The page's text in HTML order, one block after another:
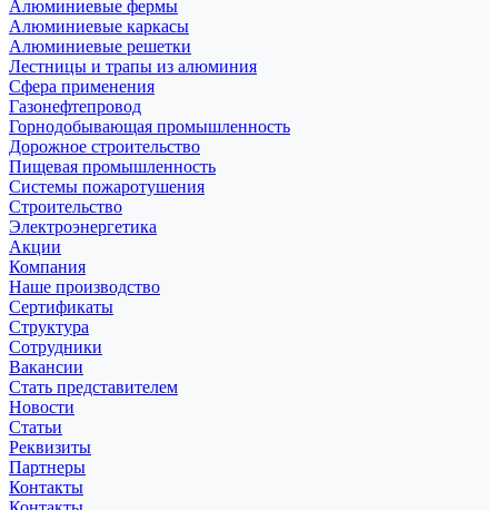
Алюминиевые фермы
Алюминиевые каркасы
Алюминиевые решетки
Лестницы и трапы из алюминия
Сфера применения
Газонефтепровод
Горнодобывающая промышленность
Дорожное строительство
Пищевая промышленность
Системы пожаротушения
Строительство
Электроэнергетика
Акции
Компания
Наше производство
Сертификаты
Структура
Сотрудники
Вакансии
Стать представителем
Новости
Статьи
Реквизиты
Партнеры
Контакты